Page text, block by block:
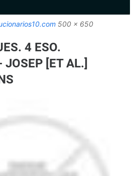
500 x 650
4 ESO.
[ET AL.]